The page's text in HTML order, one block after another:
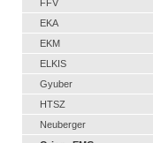
FFV
EKA
EKM
ELKIS
Gyuber
HTSZ
Neuberger